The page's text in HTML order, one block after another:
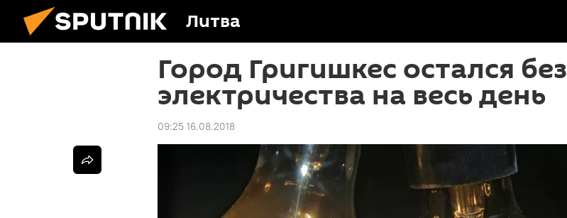
Литва
Город Григишкес остался без
электричества на весь день
09:25 16.08.2018